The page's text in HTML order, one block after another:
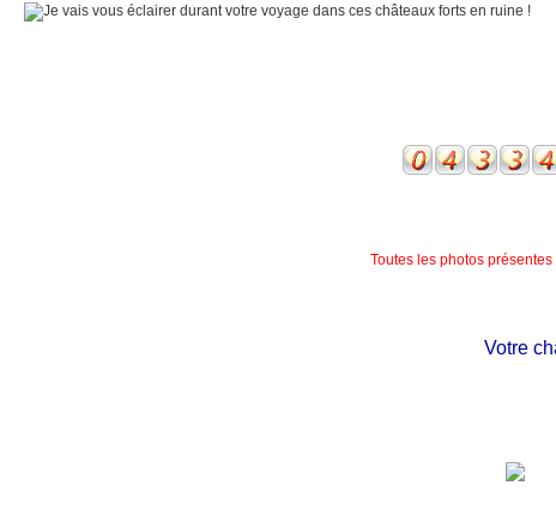
Toutes les photos
Votre